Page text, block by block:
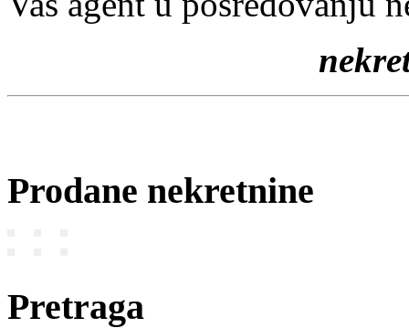
Prodane nekretnine
Pretraga